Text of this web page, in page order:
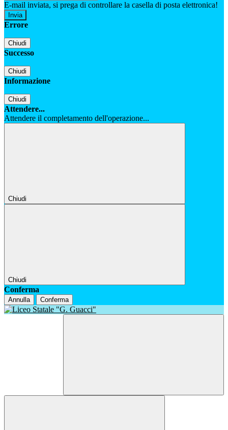
E-mail inviata, si prega di controllare la casella di posta elettronica!
Errore
Chiudi
Successo
Chiudi
Informazione
Chiudi
Attendere...
Attendere il completamento dell'operazione...
Chiudi
Chiudi
Conferma
Annulla Conferma